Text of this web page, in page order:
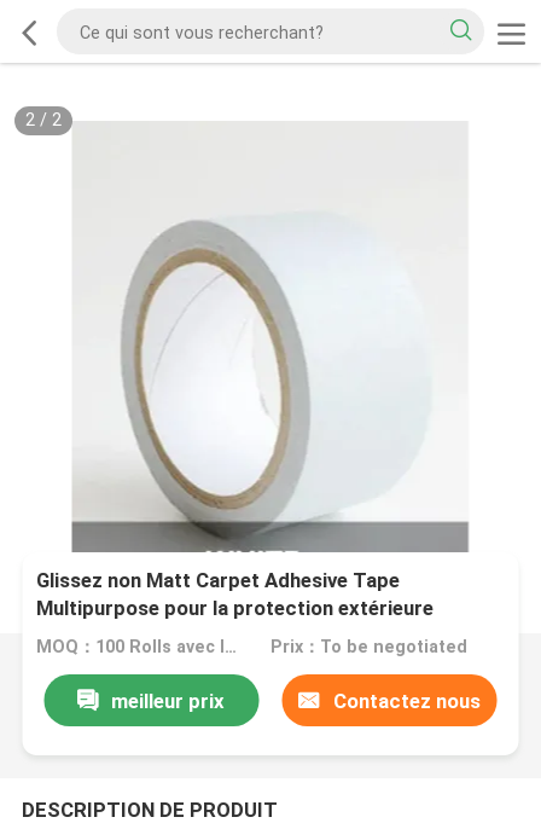
2/ 2
Glissez non Matt Carpet Adhesive Tape
Multipurpose pour la protection extérieure
MOQ：100 Rolls avec les mêmes spécifications Prix：To be negotiated
meilleur prix Contactez nous
DESCRIPTION DE PRODUIT